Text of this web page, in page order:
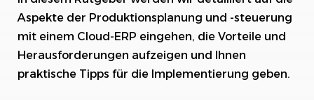
Aspekte der Produktionsplanung und -steuerung
mit einem Cloud-ERP eingehen, die Vorteile und
Herausforderungen aufzeigen und Ihnen
praktische Tipps für die Implementierung geben.